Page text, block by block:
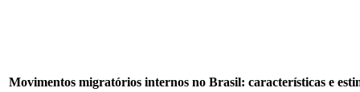
Movimentos migratórios internos no Brasil: características e